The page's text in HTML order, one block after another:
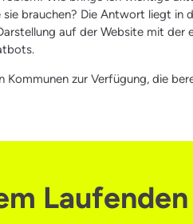
sie brauchen? Die Antwort liegt in
auf der Website mit der
Kommunen zur Verfügung, die
Laufenden